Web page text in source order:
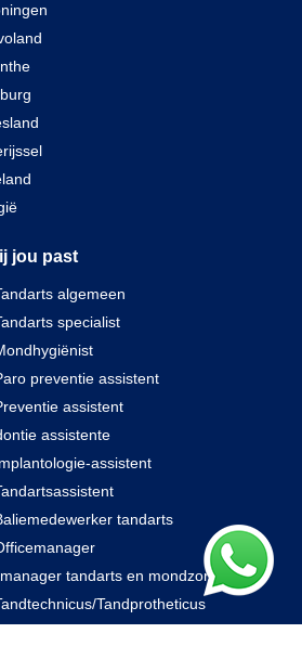
jou past
algemeen
specialist
preventie assistent
assistent
assistente
assistent
tandarts
tandarts en mondzorg
Tandprotheticus